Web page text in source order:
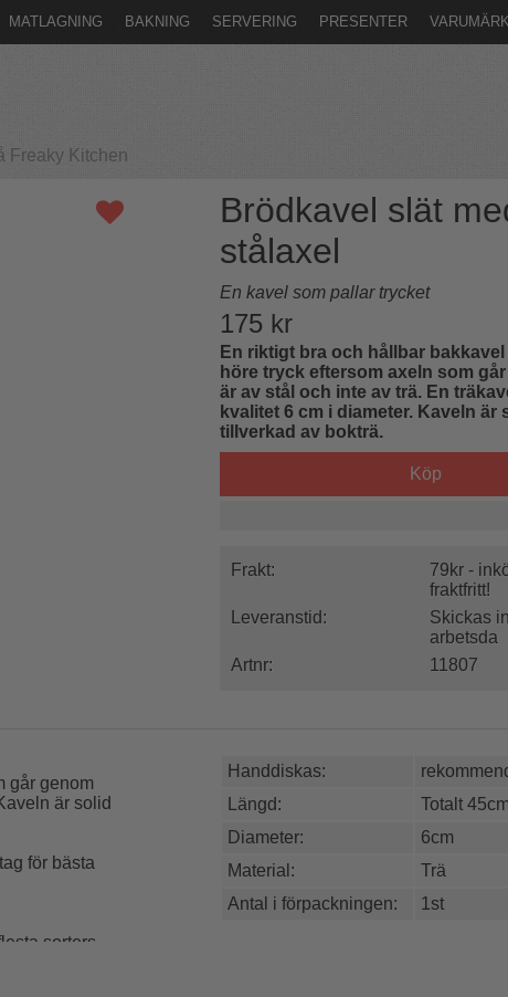
MATLAGNING BAKNING SERVERING PRESENTER
Freaky Kitchen
Brödkavel slät
stålaxel
En kavel som pallar trycket
175kr
En riktigt bra och hållbar
höre tryck eftersom axeln som
är av stål och inte av trä. En
kvalitet 6 cm i diameter. Kaveln är
tillverkad av bokträ.
Köp
Frakt:
79kr -
fraktfritt!
Leveranstid:
Skickas
arbetsda
Artnr:
11807
går genom
är solid
för bästa
sorters
Handdiskas:
Längd:
Totalt
Diameter:
6cm
Material:
Trä
Antal i förpackningen:
1st